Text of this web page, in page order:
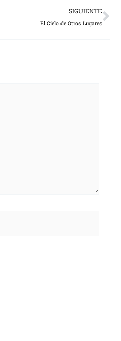
SIGUIENTE
El Cielo de Otros Lugares
Next